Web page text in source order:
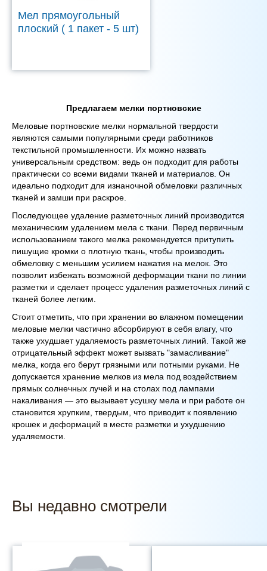
Мел прямоугольный
плоский ( 1 пакет - 5 шт)
Предлагаем мелки портновские
Меловые портновские мелки нормальной твердости
являются самыми популярными среди работников
текстильной промышленности. Их можно назвать
универсальным средством: ведь он подходит для работы
практически со всеми видами тканей и материалов. Он
идеально подходит для изнаночной обмеловки различных
тканей и замши при раскрое.
Последующее удаление разметочных линий производится
механическим удалением мела с ткани. Перед первичным
использованием такого мелка рекомендуется притупить
пишущие кромки о плотную ткань, чтобы производить
обмеловку с меньшим усилием нажатия на мелок. Это
позволит избежать возможной деформации ткани по линии
разметки и сделает процесс удаления разметочных линий с
тканей более легким.
Стоит отметить, что при хранении во влажном помещении
меловые мелки частично абсорбируют в себя влагу, что
также ухудшает удаляемость разметочных линий. Такой же
отрицательный эффект может вызвать "замасливание"
мелка, когда его берут грязными или потными руками. Не
допускается хранение мелков из мела под воздействием
прямых солнечных лучей и на столах под лампами
накаливания — это вызывает усушку мела и при работе он
становится хрупким, твердым, что приводит к появлению
крошек и деформаций в месте разметки и ухудшению
удаляемости.
Вы недавно смотрели